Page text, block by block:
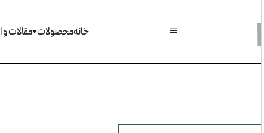
خانهمحصولات مقالات و
خدمات پس از